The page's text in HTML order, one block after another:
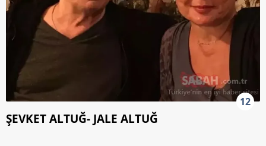
12
ŞEVKET ALTUĞ- JALE ALTUĞ